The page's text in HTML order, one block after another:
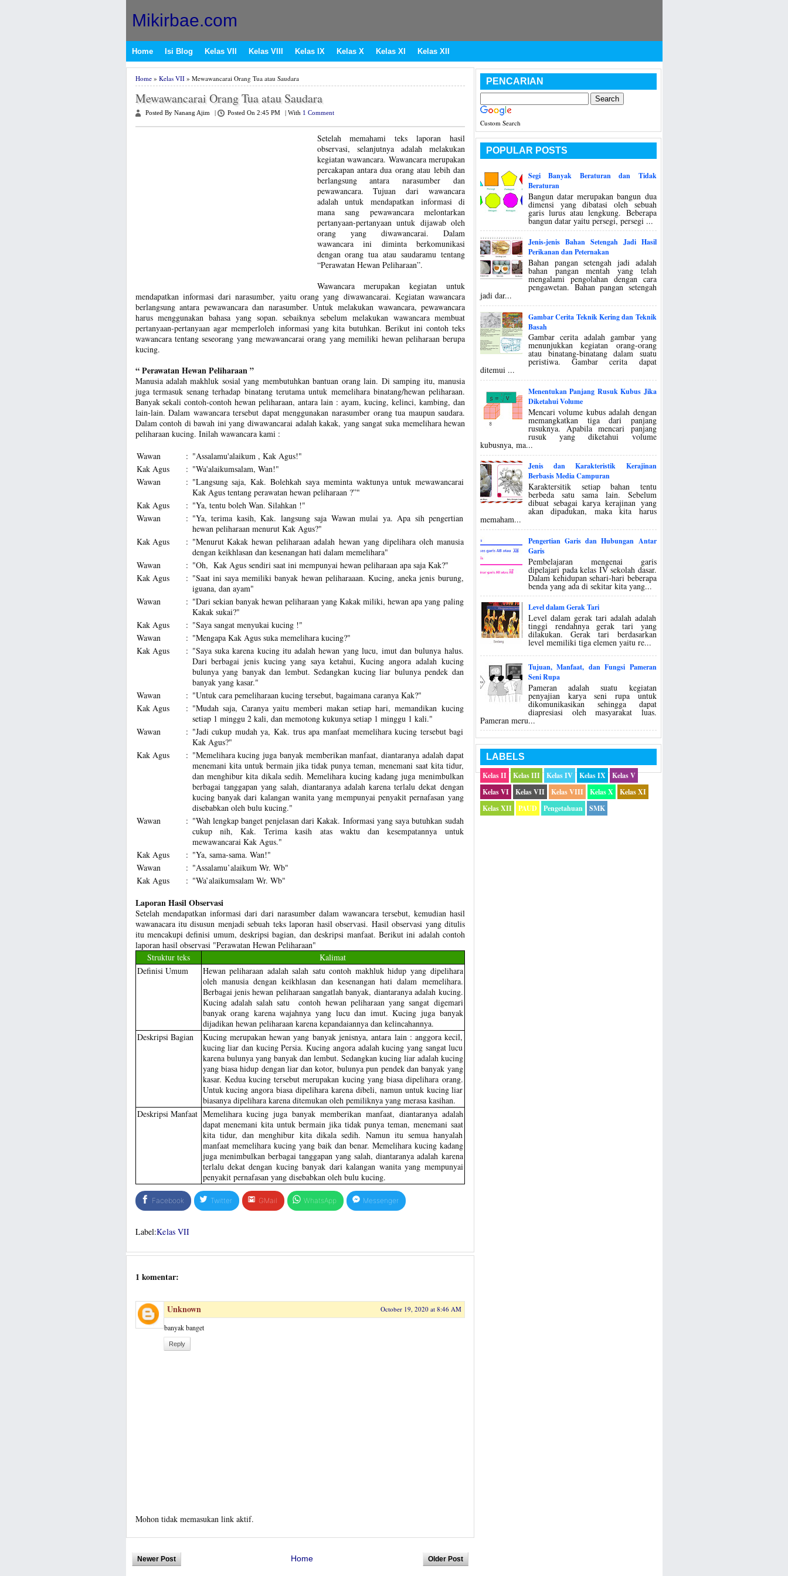
Mikirbae.com
Home Isi Blog Kelas VII Kelas VIII Kelas IX Kelas X Kelas XI Kelas XII
Home» Kelas VII» Mewawancarai Orang Tua atau Saudara
Mewawancarai Orang Tua atau Saudara
Posted By Nanang Ajim Posted On 2:45 PM With 1 Comment
Setelah memahami teks laporan hasil
observasi, selanjutnya adalah melakukan
kegiatan wawancara. Wawancara merupakan
percakapan antara dua orang atau lebih dan
berlangsung antara narasumber dan
pewawancara. Tujuan dari wawancara
adalah untuk mendapatkan informasi di
mana sang pewawancara melontarkan
pertanyaan-pertanyaan untuk dijawab oleh
orang yang diwawancarai. Dalam
wawancara ini diminta berkomunikasi
dengan orang tua atau saudaramu tentang
“Perawatan Hewan Peliharaan”.
Wawancara merupakan kegiatan untuk
mendapatkan informasi dari narasumber, yaitu orang yang diwawancarai. Kegiatan wawancara
berlangsung antara pewawancara dan narasumber. Untuk melakukan wawancara, pewawancara
harus menggunakan bahasa yang sopan. sebaiknya sebelum melakukan wawancara membuat
pertanyaan-pertanyaan agar memperloleh informasi yang kita butuhkan. Berikut ini contoh teks
wawancara tentang seseorang yang mewawancarai orang yang memiliki hewan peliharaan berupa
kucing.
“ Perawatan Hewan Peliharaan ”
Manusia adalah makhluk sosial yang membutuhkan bantuan orang lain. Di samping itu, manusia
juga termasuk senang terhadap binatang terutama untuk memelihara binatang/hewan peliharaan.
Banyak sekali contoh-contoh hewan peliharaan, antara lain : ayam, kucing, kelinci, kambing, dan
lain-lain. Dalam wawancara tersebut dapat menggunakan narasumber orang tua maupun saudara.
Dalam contoh di bawah ini yang diwawancarai adalah kakak, yang sangat suka memelihara hewan
peliharaan kucing. Inilah wawancara kami :
Wawan
: "Assalamu'alaikum , Kak Agus!"
Kak Agus
: "Wa'alaikumsalam, Wan!"
Wawan
: "Langsung saja, Kak. Bolehkah saya meminta waktunya untuk mewawancarai
Kak Agus tentang perawatan hewan peliharaan ?”"
Kak Agus
: "Ya, tentu boleh Wan. Silahkan !"
Wawan
: "Ya, terima kasih, Kak. langsung saja Wawan mulai ya. Apa sih pengertian
hewan peliharaan menurut Kak Agus?"
Kak Agus
: "Menurut Kakak hewan peliharaan adalah hewan yang dipelihara oleh manusia
dengan keikhlasan dan kesenangan hati dalam memelihara"
Wawan
: "Oh, Kak Agus sendiri saat ini mempunyai hewan peliharaan apa saja Kak?"
Kak Agus
: "Saat ini saya memiliki banyak hewan peliharaaan. Kucing, aneka jenis burung,
iguana, dan ayam"
Wawan
: "Dari sekian banyak hewan peliharaan yang Kakak miliki, hewan apa yang paling
Kakak sukai?"
Kak Agus
: "Saya sangat menyukai kucing !"
Wawan
: "Mengapa Kak Agus suka memelihara kucing?"
Kak Agus
: "Saya suka karena kucing itu adalah hewan yang lucu, imut dan bulunya halus.
Dari berbagai jenis kucing yang saya ketahui, Kucing angora adalah kucing
bulunya yang banyak dan lembut. Sedangkan kucing liar bulunya pendek dan
banyak yang kasar."
Wawan
: "Untuk cara pemeliharaan kucing tersebut, bagaimana caranya Kak?"
Kak Agus
: "Mudah saja, Caranya yaitu memberi makan setiap hari, memandikan kucing
setiap 1 minggu 2 kali, dan memotong kukunya setiap 1 minggu 1 kali."
Wawan
: "Jadi cukup mudah ya, Kak. trus apa manfaat memelihara kucing tersebut bagi
Kak Agus?"
Kak Agus
: "Memelihara kucing juga banyak memberikan manfaat, diantaranya adalah dapat
menemani kita untuk bermain jika tidak punya teman, menemani saat kita tidur,
dan menghibur kita dikala sedih. Memelihara kucing kadang juga menimbulkan
berbagai tanggapan yang salah, diantaranya adalah karena terlalu dekat dengan
kucing banyak dari kalangan wanita yang mempunyai penyakit pernafasan yang
disebabkan oleh bulu kucing."
Wawan
: "Wah lengkap banget penjelasan dari Kakak. Informasi yang saya butuhkan sudah
cukup nih, Kak. Terima kasih atas waktu dan kesempatannya untuk
mewawancarai Kak Agus."
Kak Agus
: "Ya, sama-sama. Wan!"
Wawan
: "Assalamu’alaikum Wr. Wb"
Kak Agus
: "Wa’alaikumsalam Wr. Wb"
Laporan Hasil Observasi
Setelah mendapatkan informasi dari dari narasumber dalam wawancara tersebut, kemudian hasil
wawanacara itu disusun menjadi sebuah teks laporan hasil observasi. Hasil observasi yang ditulis
itu mencakupi definisi umum, deskripsi bagian, dan deskripsi manfaat. Berikut ini adalah contoh
laporan hasil observasi "Perawatan Hewan Peliharaan"
Struktur teks
Kalimat
Definisi Umum
Hewan peliharaan adalah salah satu contoh makhluk hidup yang dipelihara
oleh manusia dengan keikhlasan dan kesenangan hati dalam memelihara.
Berbagai jenis hewan peliharaan sangatlah banyak, diantaranya adalah kucing.
Kucing adalah salah satu contoh hewan peliharaan yang sangat digemari
banyak orang karena wajahnya yang lucu dan imut. Kucing juga banyak
dijadikan hewan peliharaan karena kepandaiannya dan kelincahannya.
Deskripsi Bagian
Kucing merupakan hewan yang banyak jenisnya, antara lain : anggora kecil,
kucing liar dan kucing Persia. Kucing angora adalah kucing yang sangat lucu
karena bulunya yang banyak dan lembut. Sedangkan kucing liar adalah kucing
yang biasa hidup dengan liar dan kotor, bulunya pun pendek dan banyak yang
kasar. Kedua kucing tersebut merupakan kucing yang biasa dipelihara orang.
Untuk kucing angora biasa dipelihara karena dibeli, namun untuk kucing liar
biasanya dipelihara karena ditemukan oleh pemiliknya yang merasa kasihan.
Deskripsi Manfaat Memelihara kucing juga banyak memberikan manfaat, diantaranya adalah
dapat menemani kita untuk bermain jika tidak punya teman, menemani saat
kita tidur, dan menghibur kita dikala sedih. Namun itu semua hanyalah
manfaat memelihara kucing yang baik dan benar. Memelihara kucing kadang
juga menimbulkan berbagai tanggapan yang salah, diantaranya adalah karena
terlalu dekat dengan kucing banyak dari kalangan wanita yang mempunyai
penyakit pernafasan yang disebabkan oleh bulu kucing.
Facebook Twitter GMail WhatsApp Messenger
Label:Kelas VII
1 komentar:
Unknown October 19, 2020 at 8:46 AM
banyak banget
Reply
Mohon tidak memasukan link aktif.
Newer Post Older Post
Home
PENCARIAN
Custom Search
POPULAR POSTS
Segi Banyak Beraturan dan Tidak
Beraturan
Bangun datar merupakan bangun dua
dimensi yang dibatasi oleh sebuah
garis lurus atau lengkung. Beberapa
bangun datar yaitu persegi, persegi ...
Jenis-jenis Bahan Setengah Jadi Hasil
Perikanan dan Peternakan
Bahan pangan setengah jadi adalah
bahan pangan mentah yang telah
mengalami pengolahan dengan cara
pengawetan. Bahan pangan setengah
jadi dar...
Gambar Cerita Teknik Kering dan Teknik
Basah
Gambar cerita adalah gambar yang
menunjukkan kegiatan orang-orang
atau binatang-binatang dalam suatu
peristiwa. Gambar cerita dapat
ditemui ...
Menentukan Panjang Rusuk Kubus Jika
Diketahui Volume
Mencari volume kubus adalah dengan
memangkatkan tiga dari panjang
rusuknya. Apabila mencari panjang
rusuk yang diketahui volume
kubusnya, ma...
Jenis dan Karakteristik Kerajinan
Berbasis Media Campuran
Karaktersitik setiap bahan tentu
berbeda satu sama lain. Sebelum
dibuat sebagai karya kerajinan yang
akan dipadukan, maka kita harus
memaham...
Pengertian Garis dan Hubungan Antar
Garis
Pembelajaran mengenai garis
dipelajari pada kelas IV sekolah dasar.
Dalam kehidupan sehari-hari beberapa
benda yang ada di sekitar kita yang...
Level dalam Gerak Tari
Level dalam gerak tari adalah adalah
tinggi rendahnya gerak tari yang
dilakukan. Gerak tari berdasarkan
level memiliki tiga elemen yaitu re...
Tujuan, Manfaat, dan Fungsi Pameran
Seni Rupa
Pameran adalah suatu kegiatan
penyajian karya seni rupa untuk
dikomunikasikan sehingga dapat
diapresiasi oleh masyarakat luas.
Pameran meru...
LABELS
Kelas II
Kelas III Kelas IV Kelas IX
Kelas V
Kelas VI
Kelas VII Kelas VIII Kelas X
Kelas XI
Kelas XII
PAUD Pengetahuan SMK